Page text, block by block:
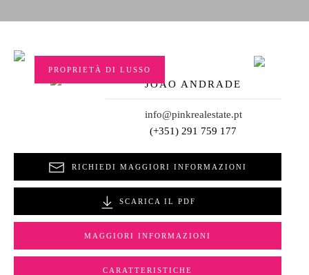
PROPRIETÀ DI LUSSO
JOÃO ANDRADE
info@pinkrealestate.pt
(+351) 291 759 177
RICHIEDI MAGGIORI INFORMAZIONI
SCARICA IL PDF
MAGGIORI INFORMAZIONI
CARATTERISTICHE